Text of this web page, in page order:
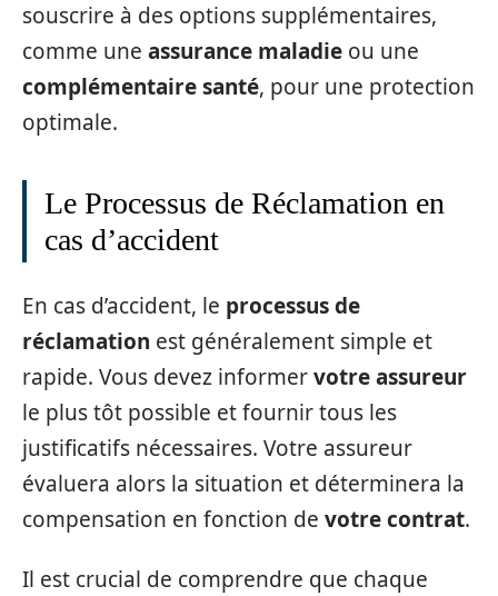
souscrire à des options supplémentaires,
comme une assurance maladie ou une
complémentaire santé, pour une protection
optimale.
Le Processus de Réclamation en
cas d’accident
En cas d’accident, le processus de
réclamation est généralement simple et
rapide. Vous devez informervotre assureur
le plus tôt possible et fournir tous les
justificatifs nécessaires. Votre assureur
évaluera alors la situation et déterminera la
compensation en fonction de votre contrat.
Il est crucial de comprendre que chaque